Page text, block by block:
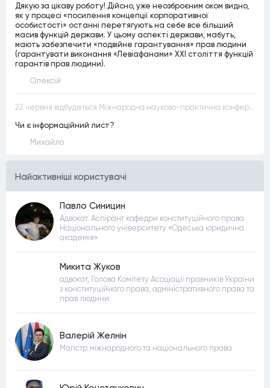
Дякую за цікаву роботу! Дійсно, уже неозброєним оком видно,
як у процесі «посилення концепції корпоративної
особистості» останні перетягують на себе все більший
масив функцій держави. У цьому аспекті держави, мабуть,
мають забезпечити «подвійне гарантування» прав людини
(гарантувати виконання «Левіафанами» ХХІ століття функцій
гарантів прав людини).
Олексій
22 червня відбудеться Міжнародна науково-практична конференція “Конституційна демократія в умовах загроз територіальній цілісності та національній безпеці”
Чи є інформаційний лист?
Михайло
Найактивнiшi користувачi
Павло Синицин
Адвокат. Аспірант кафедри конституційного права
Національного університету «Одеська юридична
академія»
Микита Жуков
адвокат, Голова Комітету Асоціації правників України
з конституційного права, адміністративного права та
прав людини
Валерій Желнін
Магістр міжнародного та національного права